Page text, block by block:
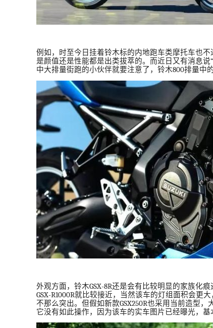
例如，时至今日挂着铃木标的内地跑车类摩托车也不
是颜值还是性能都是出类拔萃的。而近日又有消息说“
中大排量街跑的小伙伴就要注意了，铃木800排量中
外观方面，铃木GSX-8R还是会有比较明显的家族化
GSX-R1000R就比较接近，当然该车的灯组面积会更
不那么突出。但假如新款GSX250R也采用当前造型，
它没有如此操作，因为该车的实车图片已经曝光，基